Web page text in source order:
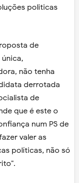
politicas
de
não tenha
derrotada
de
que é este o
num PS de
valer as
políticas, não só